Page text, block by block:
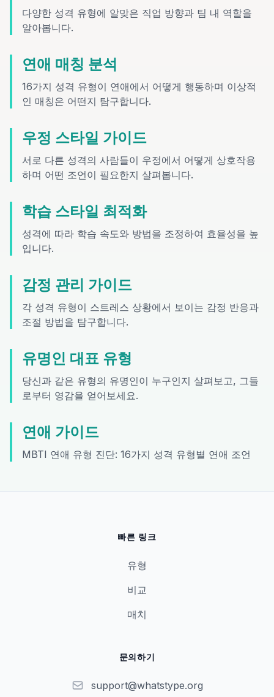
다양한 성격 유형에 알맞은 직업 방향과 팀 내 역할을
알아봅니다.
연애 매칭 분석
16가지 성격 유형이 연애에서 어떻게 행동하며 이상적
인 매칭은 어떤지 탐구합니다.
우정 스타일 가이드
서로 다른 성격의 사람들이 우정에서 어떻게 상호작용
하며 어떤 조언이 필요한지 살펴봅니다.
학습 스타일 최적화
성격에 따라 학습 속도와 방법을 조정하여 효율성을 높
입니다.
감정 관리 가이드
각 성격 유형이 스트레스 상황에서 보이는 감정 반응과
조절 방법을 탐구합니다.
유명인 대표 유형
당신과 같은 유형의 유명인이 누구인지 살펴보고, 그들
로부터 영감을 얻어보세요.
연애 가이드
MBTI 연애 유형 진단: 16가지 성격 유형별 연애 조언
빠른 링크
유형
비교
매치
문의하기
support@whatstype.org